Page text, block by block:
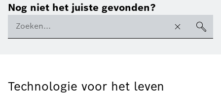
Nog niet het juiste gevonden?
Technologie voor het leven